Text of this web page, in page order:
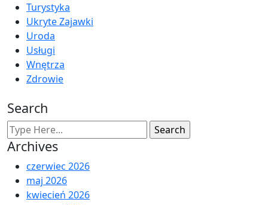
Turystyka
Ukryte Zajawki
Uroda
Usługi
Wnętrza
Zdrowie
Search
Archives
czerwiec 2026
maj 2026
kwiecień 2026